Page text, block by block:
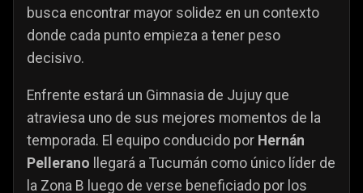
busca encontrar mayor solidez en un contexto
donde cada punto empieza a tener peso
decisivo.
Enfrente estará un Gimnasia de Jujuy que
atraviesa uno de sus mejores momentos de la
temporada. El equipo conducido por Hernán
Pellerano llegará a Tucumán como único líder de
la Zona B luego de verse beneficiado por los